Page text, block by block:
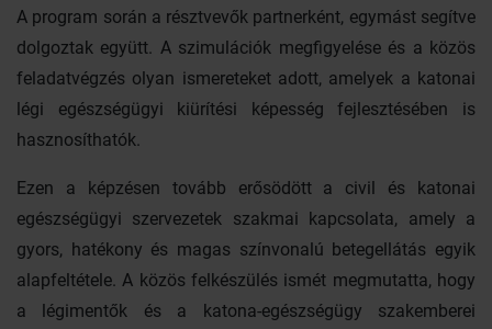
A program során a résztvevők partnerként, egymást segítve
dolgoztak együtt. A szimulációk megfigyelése és a közös
feladatvégzés olyan ismereteket adott, amelyek a katonai
légi egészségügyi kiürítési képesség fejlesztésében is
hasznosíthatók.
Ezen a képzésen tovább erősödött a civil és katonai
egészségügyi szervezetek szakmai kapcsolata, amely a
gyors, hatékony és magas színvonalú betegellátás egyik
alapfeltétele. A közös felkészülés ismét megmutatta, hogy
a légimentők és a katona-egészségügy szakemberei